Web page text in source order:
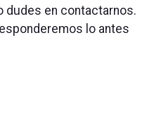
dudes en contactarnos.
lo antes